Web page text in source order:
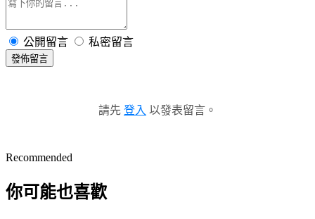
公開留言 私密留言
發佈留言
請先 登入 以發表留言。
Recommended
你可能也喜歡